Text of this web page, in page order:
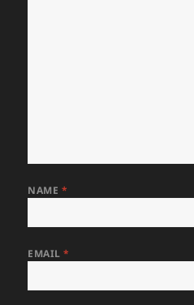
NAME *
EMAIL*